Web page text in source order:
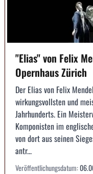
"Elias" von Felix
Opernhaus Zürich
Der Elias von Felix
wirkungsvollsten und
Jahrhunderts. Ein
Komponisten im
von dort aus seinen
antr...
Veröffentlichungsdatum: